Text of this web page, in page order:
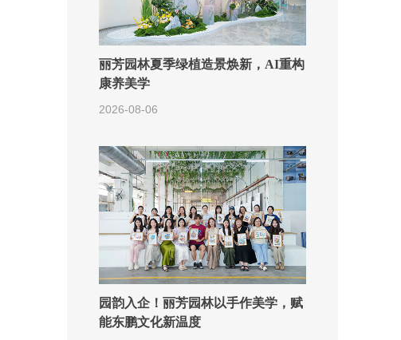
丽芳园林夏季绿植造景焕新，AI重构
康养美学
2026-08-06
园韵入企！丽芳园林以手作美学，赋
能东鹏文化新温度